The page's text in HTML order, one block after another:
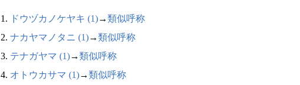
1. ドウヅカノケヤキ (1)→類似呼称
2. ナカヤマノタニ (1)→類似呼称
3. テナガヤマ (1)→類似呼称
4. オトウカサマ (1)→類似呼称